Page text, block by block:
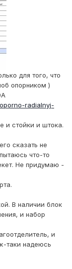
для того, что
опорником )
radialnyj-
и стойки и штока.
сказать не
что-то
Не придумаю -
В наличии блок
и набор
и
таки надеюсь